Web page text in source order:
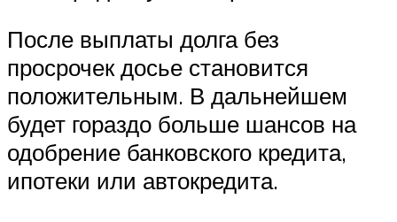
После выплаты долга без
просрочек досье становится
положительным. В дальнейшем
будет гораздо больше шансов на
одобрение банковского кредита,
ипотеки или автокредита.